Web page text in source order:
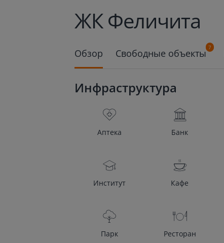
ЖК Феличита
Обзор Свободные объекты 7
Инфраструктура
Аптека Банк
Институт Кафе
Парк Ресторан